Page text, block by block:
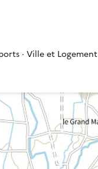
· Ville et Logement